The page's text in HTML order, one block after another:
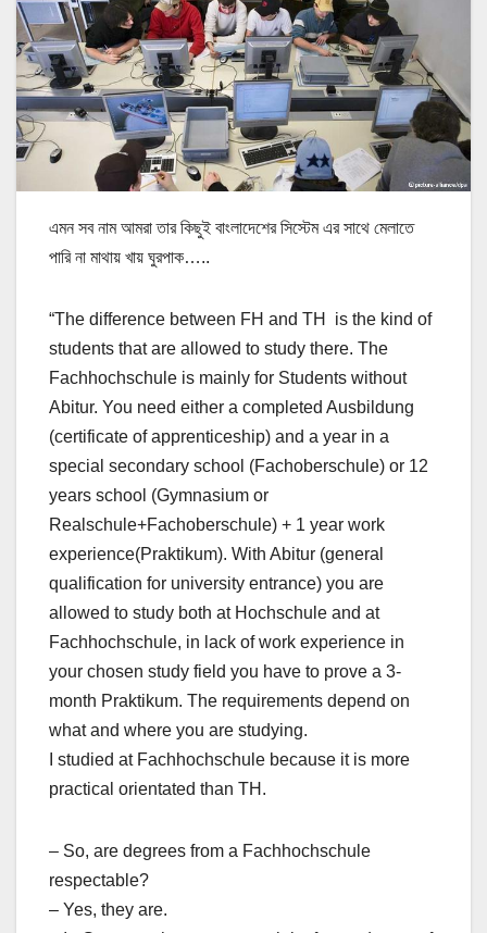
এমন সব নাম আমরা তার কিছুই বাংলাদেশের সিস্টেম এর সাথে মেলাতে
পারি না মাথায় খায় ঘুরপাক…..
“The difference between FH and TH is the kind of
students that are allowed to study there. The
Fachhochschule is mainly for Students without
Abitur. You need either a completed Ausbildung
(certificate of apprenticeship) and a year in a
special secondary school (Fachoberschule) or 12
years school (Gymnasium or
Realschule+Fachoberschule) + 1 year work
experience(Praktikum). With Abitur (general
qualification for university entrance) you are
allowed to study both at Hochschule and at
Fachhochschule, in lack of work experience in
your chosen study field you have to prove a 3-
month Praktikum. The requirements depend on
what and where you are studying.
I studied at Fachhochschule because it is more
practical orientated than TH.
– So, are degrees from a Fachhochschule
respectable?
– Yes, they are.